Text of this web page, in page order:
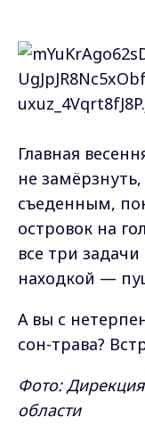
Главная
не
съеденным,
островок на
все три
находкой —
А вы с
сон-трава?
Фото:
области